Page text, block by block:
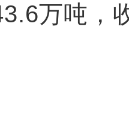
万吨，